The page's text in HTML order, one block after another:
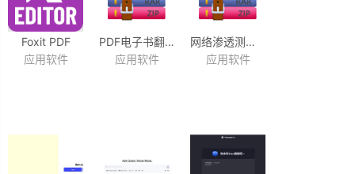
Foxit PDF
Editor 2024
应用软件
PDF电子书翻页工具
Flip PDF Plus
应用软件
网络渗透测试软件
Burp Suite
Mac2025.7.4
应用软件